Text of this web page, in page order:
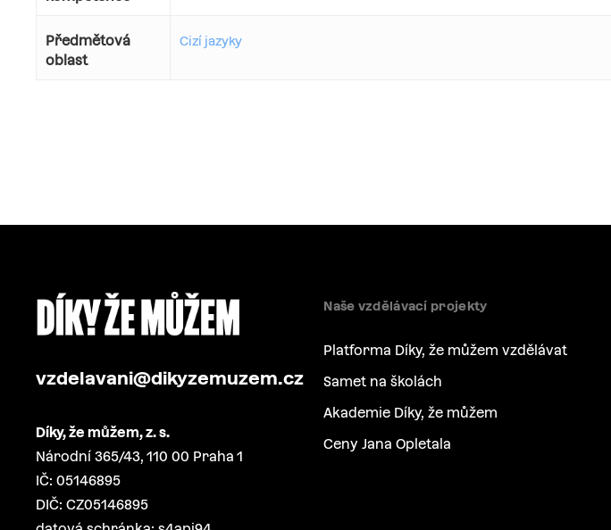
Předmětová
oblast
Cizí jazyky
vzdelavani@dikyzemuzem.cz
Díky, že můžem, z. s.
Národní 365/43, 110 00 Praha 1
IČ: 05146895
DIČ: CZ05146895
Naše vzdělávací projekty
Platforma Díky, že můžem vzdělávat
Samet na školách
Akademie Díky, že můžem
Ceny Jana Opletala